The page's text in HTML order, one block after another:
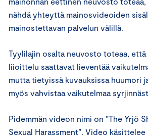
nähdä yhteyttä mainosvideoiden
mainostettavan palvelun välillä.
Tyylilajin osalta neuvosto toteaa, että
liioittelu saattavat lieventää
mutta tietyissä kuvauksissa huumori
myös vahvistaa vaikutelmaa
Pidemmän videon nimi on ”The Yrjö
Sexual Harassment”. Video